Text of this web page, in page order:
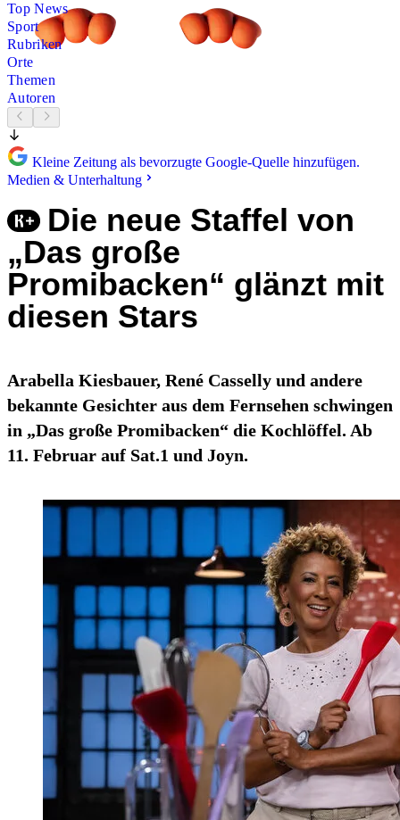
Top News
Sport
Rubriken
Orte
Themen
Autoren
Kleine Zeitung als bevorzugte Google-Quelle hinzufügen.
Medien & Unterhaltung
Die neue Staffel von
„Das große
Promibacken“ glänzt mit
diesen Stars
Arabella Kiesbauer, René Casselly und andere
bekannte Gesichter aus dem Fernsehen schwingen
in „Das große Promibacken“ die Kochlöffel. Ab
11. Februar auf Sat.1 und Joyn.